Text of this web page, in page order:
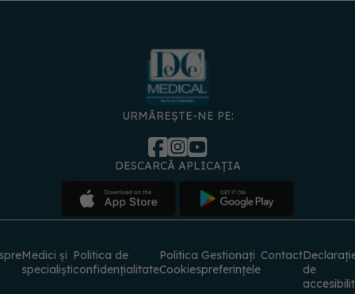
URMĂREȘTE-NE PE:
DESCARCĂ APLICAȚIA
Medici și
specialiști
Politica de
confidențialitate
Politica
Cookies
Gestionați
preferințele
Contact
de